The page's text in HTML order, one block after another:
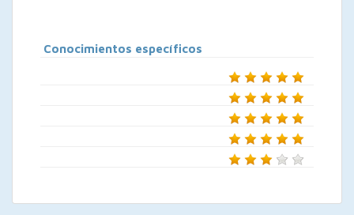
Conocimientos específicos